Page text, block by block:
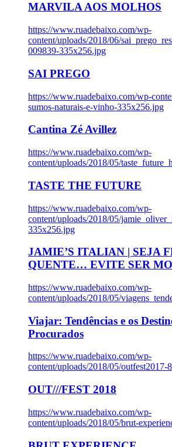
MARVILA AOS MOLHOS
https://www.ruadebaixo.com/wp-
content/uploads/2018/06/
009839-335x256.jpg
SAI PREGO
https://www.ruadebaixo.com/wp-
sumos-naturais-e-vinho-335x256.jpg
Cantina Zé Avillez
https://www.ruadebaixo.com/wp-
content/uploads/2018/05/
TASTE THE FUTURE
https://www.ruadebaixo.com/wp-
content/uploads/2018/05/
335x256.jpg
JAMIE’S ITALIAN | SEJA
QUENTE… EVITE SER
https://www.ruadebaixo.com/wp-
content/uploads/2018/05/
Viajar: Tendências e os
Procurados
https://www.ruadebaixo.com/wp-
content/uploads/2018/05/outfest2017-
OUT///FEST 2018
https://www.ruadebaixo.com/wp-
content/uploads/2018/05/brut-